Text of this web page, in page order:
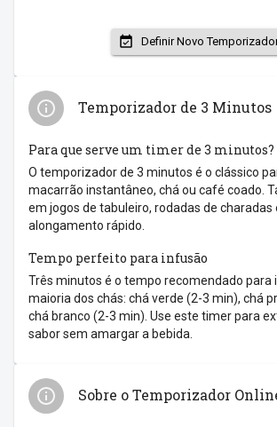
Definir Novo
Temporizador de 3 Minutos
Para que serve um timer de 3 minutos?
O temporizador de 3 minutos é o clássico
macarrão instantâneo, chá ou café coado.
em jogos de tabuleiro, rodadas de charadas
alongamento rápido.
Tempo perfeito para infusão
Três minutos é o tempo recomendado para
maioria dos chás: chá verde (2-3 min), chá
chá branco (2-3 min). Use este timer para
sabor sem amargar a bebida.
Sobre o Temporizador